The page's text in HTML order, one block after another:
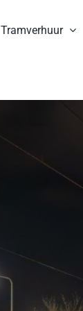
Tramverhuur